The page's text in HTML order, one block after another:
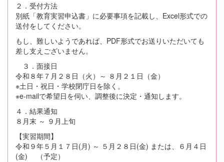
２．受付方法
別紙「教育実習申込書」に必要事項を記載し、Excel形式での
送付をしてください。
もし、難しいようであれば、PDF形式でお送りいただいても
差し支えございません。
３．面接日
令和８年７月２８日（火）～ ８月２１日（金）
※土日・祝日・学校閉庁日を除く。
※e-mailで希望日を伺い、調整後に決定・通知します。
４．結果通知
８月末 ～ ９月上旬
【実習期間】
令和９年５月１７日(月) ～ ５月２８日(金) または、６月４日
(金) （予定）